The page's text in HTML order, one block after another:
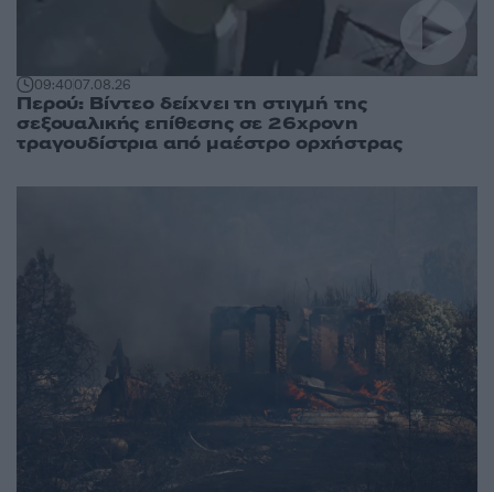
09:4007.08.26
Περού: Βίντεο δείχνει τη στιγμή της
σεξουαλικής επίθεσης σε 26χρονη
τραγουδίστρια από μαέστρο ορχήστρας